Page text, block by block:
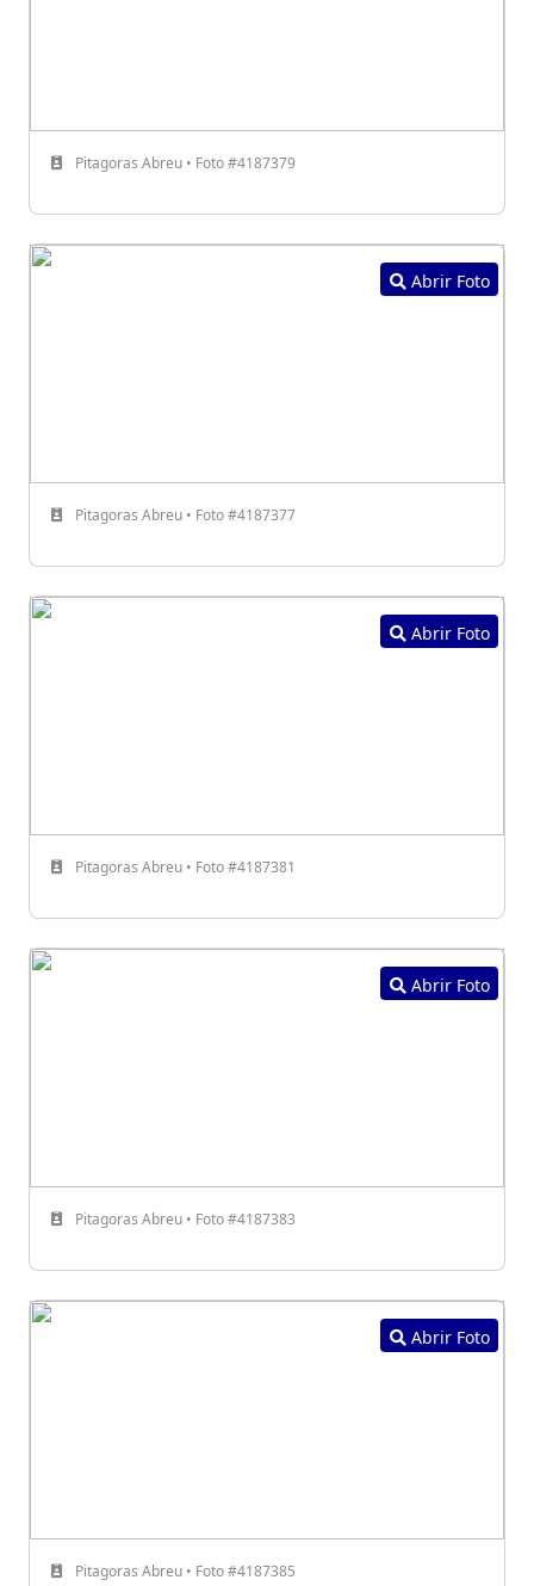
Pitagoras Abreu • Foto #4187379
Abrir Foto
Pitagoras Abreu • Foto #4187377
Abrir Foto
Pitagoras Abreu • Foto #4187381
Abrir Foto
Pitagoras Abreu • Foto #4187383
Abrir Foto
Pitagoras Abreu • Foto #4187385